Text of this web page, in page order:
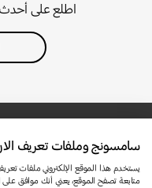
سامسونج وملفات تعريف
يستخدم هذا الموقع الإلكتروني ملفات
متابعة تصفح الموقع، يعني أنك موافق
اطلع على
تواصل
شروط الاستخدام